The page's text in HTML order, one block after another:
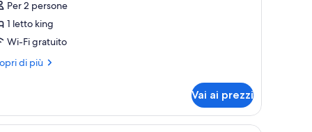
Per 2 persone
1 letto king
Wi-Fi gratuito
di più
Vai ai prezzi
sulla città.
divano, una scrivania, una lampada da terra e un grande quadro astratto
Una moderna camera d'albergo con